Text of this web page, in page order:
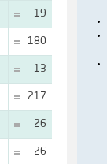
19
180
13
217
26
26